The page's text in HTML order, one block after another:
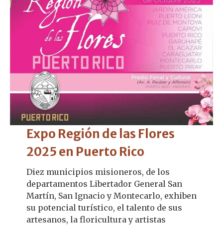
Expo Región de las Flores
2025 en Puerto Rico
Diez municipios misioneros, de los
departamentos Libertador General San
Martín, San Ignacio y Montecarlo, exhiben
su potencial turístico, el talento de sus
artesanos, la floricultura y artistas